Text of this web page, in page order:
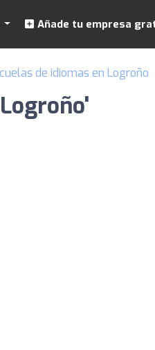
Añade tu empresa
de idiomas en Logroño